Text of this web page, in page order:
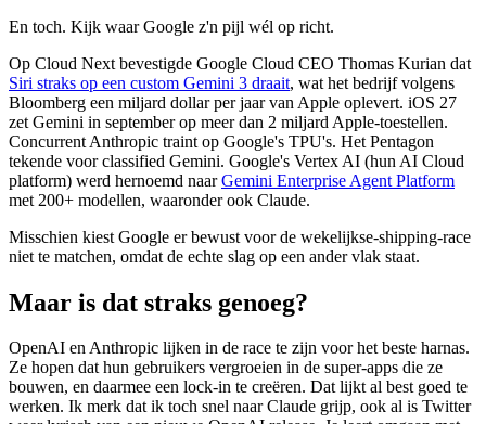
En toch. Kijk waar Google z'n pijl wél op richt.
Op Cloud Next bevestigde Google Cloud CEO Thomas Kurian dat
Siri straks op een custom Gemini 3 draait, wat het bedrijf volgens
Bloomberg een miljard dollar per jaar van Apple oplevert. iOS 27
zet Gemini in september op meer dan 2 miljard Apple-toestellen.
Concurrent Anthropic traint op Google's TPU's. Het Pentagon
tekende voor classified Gemini. Google's Vertex AI (hun AI Cloud
platform) werd hernoemd naarGemini Enterprise Agent Platform
met 200+ modellen, waaronder ook Claude.
Misschien kiest Google er bewust voor de wekelijkse-shipping-race
niet te matchen, omdat de echte slag op een ander vlak staat.
Maar is dat straks genoeg?
OpenAI en Anthropic lijken in de race te zijn voor het beste harnas.
Ze hopen dat hun gebruikers vergroeien in de super-apps die ze
bouwen, en daarmee een lock-in te creëren. Dat lijkt al best goed te
werken. Ik merk dat ik toch snel naar Claude grijp, ook al is Twitter